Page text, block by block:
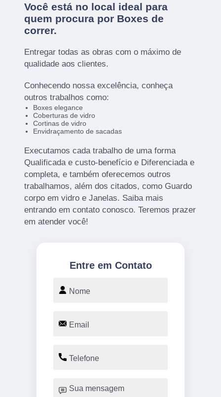
Você está no local ideal para
quem procura por Boxes de
correr.
Entregar todas as obras com o máximo de
qualidade aos clientes.
Conhecendo nossa excelência, conheça
outros trabalhos como:
Boxes elegance
Coberturas de vidro
Cortinas de vidro
Envidraçamento de sacadas
Executamos cada trabalho de uma forma
Qualificada e custo-benefício e Diferenciada e
completa, e também oferecemos outros
trabalhamos, além dos citados, como Guardo
corpo em vidro e Janelas. Saiba mais
entrando em contato conosco. Teremos prazer
em atender você!
Entre em Contato